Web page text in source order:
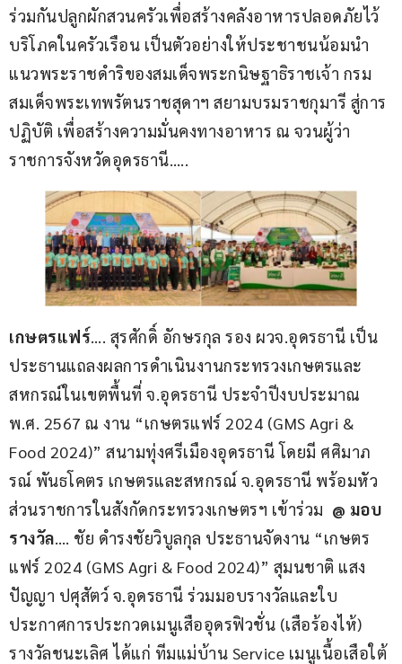
ร่วมกันปลูกผักสวนครัวเพื่อสร้างคลังอาหารปลอดภัยไว้
บริโภคในครัวเรือน เป็นตัวอย่างให้ประชาชนน้อมนำ
แนวพระราชดำริของสมเด็จพระกนิษฐาธิราชเจ้า กรม
สมเด็จพระเทพรัตนราชสุดาฯ สยามบรมราชกุมารี สู่การ
ปฏิบัติ เพื่อสร้างความมั่นคงทางอาหาร ณ จวนผู้ว่า
ราชการจังหวัดอุดรธานี…..
เกษตรแฟร์…. สุรศักดิ์ อักษรกุล รอง ผวจ.อุดรธานี เป็น
ประธานแถลงผลการดำเนินงานกระทรวงเกษตรและ
สหกรณ์ในเขตพื้นที่ จ.อุดรธานี ประจำปีงบประมาณ
พ.ศ. 2567 ณ งาน “เกษตรแฟร์ 2024 (GMS Agri &
Food 2024)” สนามทุ่งศรีเมืองอุดรธานี โดยมี ศศิมาภ
รณ์ พันธโคตร เกษตรและสหกรณ์ จ.อุดรธานี พร้อมหัว
ส่วนราชการในสังกัดกระทรวงเกษตรฯ เข้าร่วม @ มอบ
รางวัล…. ชัย ดำรงชัยวิบูลกุล ประธานจัดงาน “เกษตร
แฟร์ 2024 (GMS Agri & Food 2024)” สุมนชาติ แสง
ปัญญา ปศุสัตว์ จ.อุดรธานี ร่วมมอบรางวัลและใบ
ประกาศการประกวดเมนูเสืออุดรฟิวชั่น (เสือร้องไห้)
รางวัลชนะเลิศ ได้แก่ ทีมแม่บ้าน Service เมนูเนื้อเสือใต้